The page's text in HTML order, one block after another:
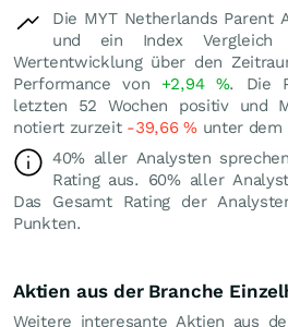
Die MYT Netherlands Parent
und ein Index Vergleich
Wertentwicklung über den
Performance von +2,94 %. Die
letzten 52 Wochen positiv und
notiert zurzeit -39,66%unter dem
40% aller Analysten
Rating aus. 60% aller
Das Gesamt Rating der
Punkten.
Aktien aus der Branche
Weitere interesante Aktien aus